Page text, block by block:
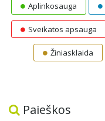
Aplinkosauga
Sveikatos apsauga
Žiniasklaida
Paieškos